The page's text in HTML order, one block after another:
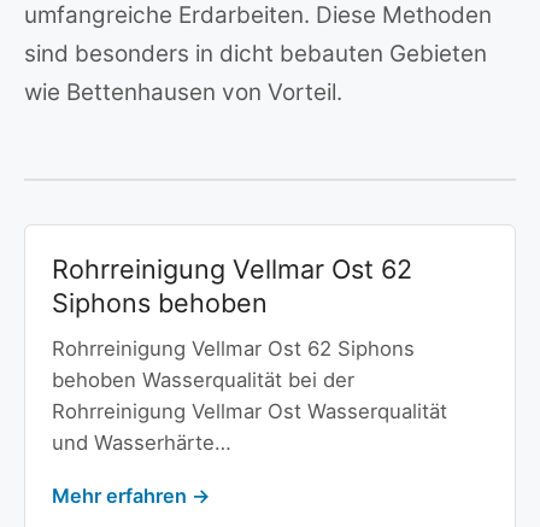
umfangreiche Erdarbeiten. Diese Methoden
sind besonders in dicht bebauten Gebieten
wie Bettenhausen von Vorteil.
Rohrreinigung Vellmar Ost 62
Siphons behoben
Rohrreinigung Vellmar Ost 62 Siphons
behoben Wasserqualität bei der
Rohrreinigung Vellmar Ost Wasserqualität
und Wasserhärte…
Mehr erfahren →